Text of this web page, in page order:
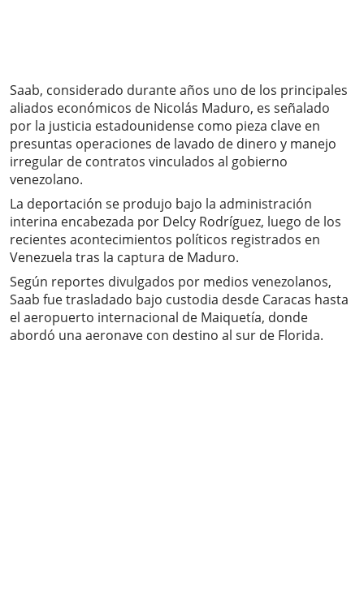
Saab, considerado durante años uno de los principales
aliados económicos de Nicolás Maduro, es señalado
por la justicia estadounidense como pieza clave en
presuntas operaciones de lavado de dinero y manejo
irregular de contratos vinculados al gobierno
venezolano.
La deportación se produjo bajo la administración
interina encabezada por Delcy Rodríguez, luego de los
recientes acontecimientos políticos registrados en
Venezuela tras la captura de Maduro.
Según reportes divulgados por medios venezolanos,
Saab fue trasladado bajo custodia desde Caracas hasta
el aeropuerto internacional de Maiquetía, donde
abordó una aeronave con destino al sur de Florida.